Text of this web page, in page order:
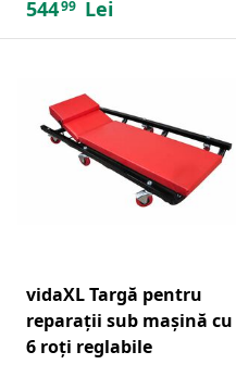
54499 Lei
vidaXL Targă pentru
reparații sub mașină cu
6 roți reglabile